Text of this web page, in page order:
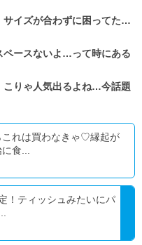
サイズが合わずに困ってた…
ペースないよ…って時にある
こりゃ人気出るよね…今話題
これは買わなきゃ♡縁起が
食...
！ティッシュみたいにパ